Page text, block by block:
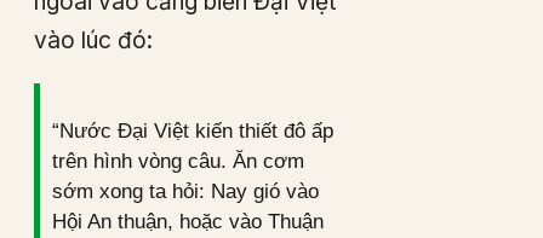
vào lúc đó:
“Nước Đại Việt kiến thiết đô ấp
trên hình vòng câu. Ăn cơm
sớm xong ta hỏi: Nay gió vào
Hội An thuận, hoặc vào Thuận